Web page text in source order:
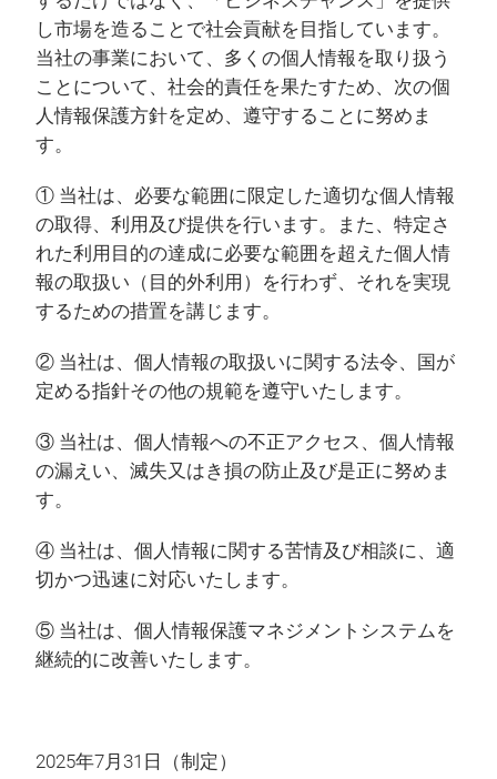
し市場を造ることで社会貢献を目指しています。
当社の事業において、多くの個人情報を取り扱う
ことについて、社会的責任を果たすため、次の個
人情報保護方針を定め、遵守することに努めま
す。
① 当社は、必要な範囲に限定した適切な個人情報
の取得、利用及び提供を行います。また、特定さ
れた利用目的の達成に必要な範囲を超えた個人情
報の取扱い（目的外利用）を行わず、それを実現
するための措置を講じます。
② 当社は、個人情報の取扱いに関する法令、国が
定める指針その他の規範を遵守いたします。
③ 当社は、個人情報への不正アクセス、個人情報
の漏えい、滅失又はき損の防止及び是正に努めま
す。
④ 当社は、個人情報に関する苦情及び相談に、適
切かつ迅速に対応いたします。
⑤ 当社は、個人情報保護マネジメントシステムを
継続的に改善いたします。
2025年7月31日（制定）